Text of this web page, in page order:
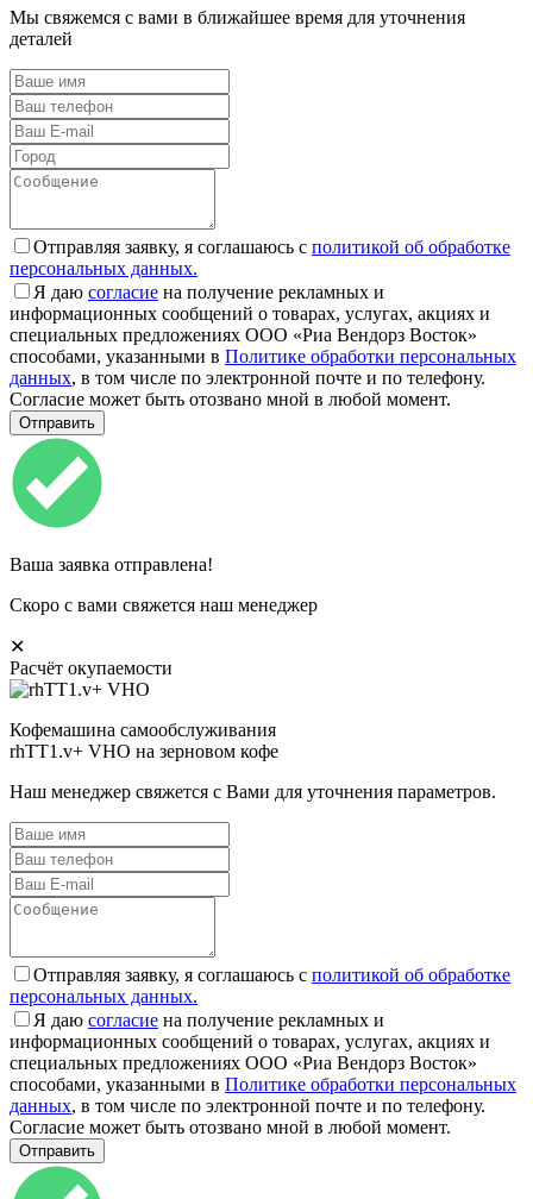
Мы свяжемся с вами в ближайшее время для уточнения
деталей
Отправляя заявку, я соглашаюсь с политикой об обработке
персональных данных.
Я даю согласие на получение рекламных и
информационных сообщений о товарах, услугах, акциях и
специальных предложениях ООО «Риа Вендорз Восток»
способами, указанными в Политике обработки персональных
данных, в том числе по электронной почте и по телефону.
Согласие может быть отозвано мной в любой момент.
Ваша заявка отправлена!
Скоро с вами свяжется наш менеджер
✕
Расчёт окупаемости
Кофемашина самообслуживания
rhTT1.v+ VHO на зерновом кофе
Наш менеджер свяжется с Вами для уточнения параметров.
Отправляя заявку, я соглашаюсь с политикой об обработке
персональных данных.
Я даю согласие на получение рекламных и
информационных сообщений о товарах, услугах, акциях и
специальных предложениях ООО «Риа Вендорз Восток»
способами, указанными в Политике обработки персональных
данных, в том числе по электронной почте и по телефону.
Согласие может быть отозвано мной в любой момент.